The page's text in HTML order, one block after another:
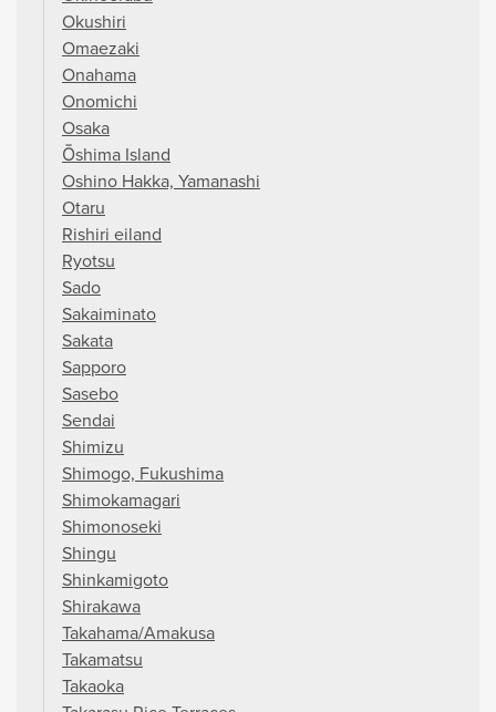
Okushiri
Omaezaki
Onahama
Onomichi
Osaka
Ōshima Island
Oshino Hakka, Yamanashi
Otaru
Rishiri eiland
Ryotsu
Sado
Sakaiminato
Sakata
Sapporo
Sasebo
Sendai
Shimizu
Shimogo, Fukushima
Shimokamagari
Shimonoseki
Shingu
Shinkamigoto
Shirakawa
Takahama/Amakusa
Takamatsu
Takaoka